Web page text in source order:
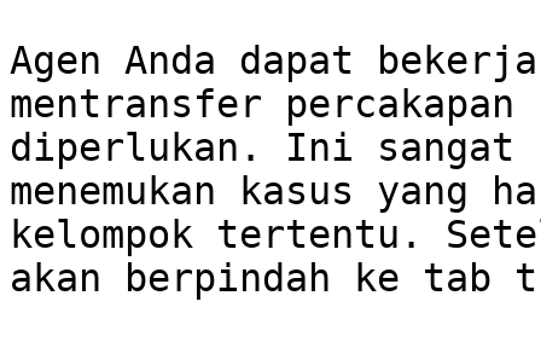
Agen Anda dapat
mentransfer
diperlukan. Ini sangat
menemukan kasus yang
kelompok tertentu.
akan berpindah ke tab